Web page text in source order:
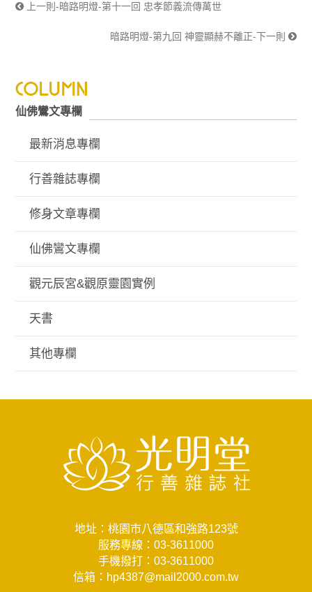
上一則-暗路明燈-第十一回 忠孝節義流傳萬世
暗路明燈-第九回 神靈顯赫不離正-下一則
仙佛鸞文專欄
最新消息專欄
行善雜誌專欄
修身文章專欄
仙佛鸞文專欄
觀元辰宮&觀原靈園實例
天書
其他專欄
地址：桃園市八德區和強路123號
服務專線： 03-3611000
手機撥打： 03-3611000
信箱： hp4387@mail2000.com.tw